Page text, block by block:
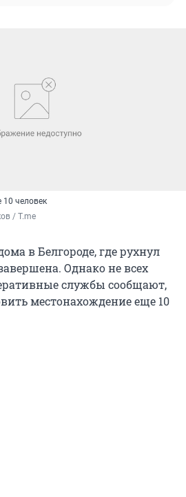
человек
/ T.me
в Белгороде, где рухнул
Однако не всех
службы сообщают,
местонахождение еще 10